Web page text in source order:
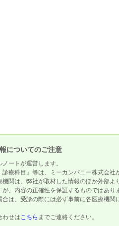
についてのご注意
ートが運営します。
診療科目」等は、ミーカンパニー株式会
機関は、弊社が取材した情報のほか外部
が、内容の正確性を保証するものではあり
合は、受診の際には必ず事前に各医療機
わせはこちら までご連絡ください。